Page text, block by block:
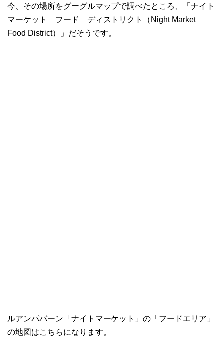
今、その場所をグーグルマップで調べたところ、「ナイト
マーケット フード ディストリクト（Night Market
Food District）」だそうです。
ルアンパバーン「ナイトマーケット」の「フードエリア」
の地図はこちらになります。